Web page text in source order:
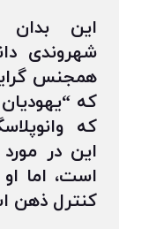
این بدان
شهروندی
همجنس
که “یهودیان
این در
است، اما
کنترل ذهن